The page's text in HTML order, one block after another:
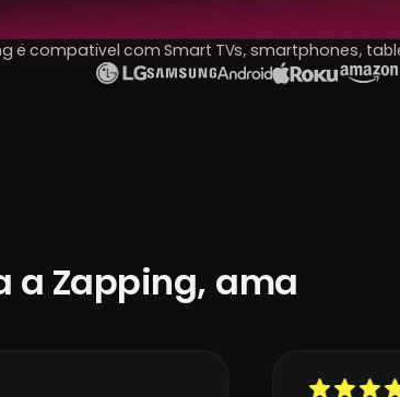
é compatível com Smart TVs, smartphones,
a Zapping, ama